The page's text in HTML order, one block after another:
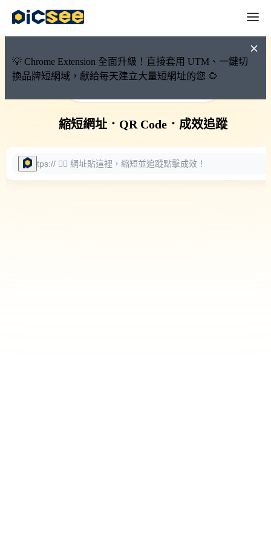
💡 Chrome Extension 全面升級！直接套用 UTM、一鍵切
換品牌短網域，獻給每天建立大量短網址的您 🌻
🚀 PicSee 短網址永久有效
縮短網址． QR Code． 成效追蹤